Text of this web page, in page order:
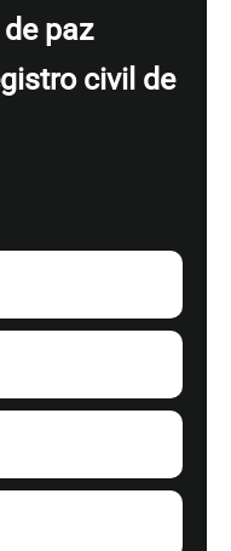
paz
civil de